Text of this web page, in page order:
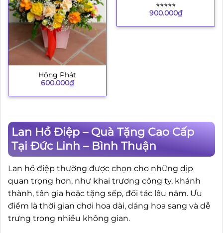
Hồng Phát
600.000₫
⭐︎⭐︎⭐︎⭐︎⭐︎
900.000₫
Lan Hồ Điệp – Quà Tặng Cao Cấp
Tại Đức Linh – Bình Thuận
Lan hồ điệp thường được chọn cho những dịp
quan trọng hơn, như khai trương công ty, khánh
thành, tân gia hoặc tặng sếp, đối tác lâu năm. Ưu
điểm là thời gian chơi hoa dài, dáng hoa sang và dễ
trưng trong nhiều không gian.